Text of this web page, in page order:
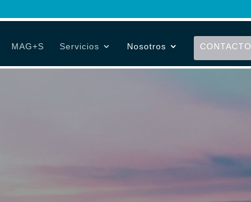
MAG+S Servicios Nosotros CONTACTO